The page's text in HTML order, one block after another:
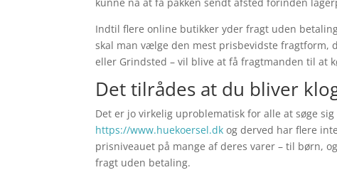
Indtil flere online butikker yder fragt uden
skal man vælge den mest prisbevidste fragtform,
eller Grindsted – vil blive at få fragtmanden til at
Det tilrådes at du bliver
Det er jo virkelig uproblematisk for alle at søge
https://www.huekoersel.dk og derved har flere
prisniveauet på mange af deres varer – til børn,
fragt uden betaling.